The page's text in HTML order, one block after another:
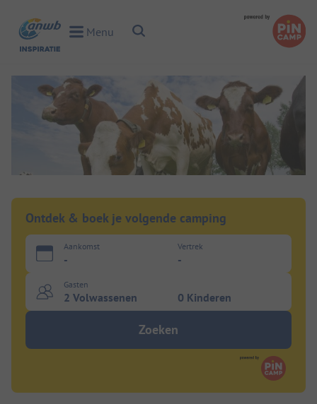
Toggle Menu
Menu Toggle Search
Ontdek & boek je volgende camping
Aankomst
-
Vertrek
-
Gasten
2 Volwassenen 0 Kinderen
Zoeken